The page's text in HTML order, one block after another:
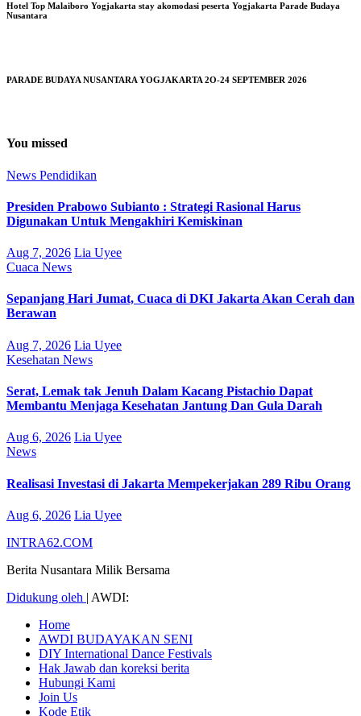
Hotel Top Malaiboro Yogjakarta stay akomodasi peserta Yogjakarta Parade Budaya
Nusantara
PARADE BUDAYA NUSANTARA YOGJAKARTA 2O-24 SEPTEMBER 2026
You missed
News Pendidikan
Presiden Prabowo Subianto : Strategi Rasional Harus
Digunakan Untuk Mengakhiri Kemiskinan
Aug 7, 2026 Lia Uyee
Cuaca News
Sepanjang Hari Jumat, Cuaca di DKI Jakarta Akan Cerah dan
Berawan
Aug 7, 2026 Lia Uyee
Kesehatan News
Serat, Lemak tak Jenuh Dalam Kacang Pistachio Dapat
Membantu Menjaga Kesehatan Jantung Dan Gula Darah
Aug 6, 2026 Lia Uyee
News
Realisasi Investasi di Jakarta Mempekerjakan 289 Ribu Orang
Aug 6, 2026 Lia Uyee
INTRA62.COM
Berita Nusantara Milik Bersama
Didukung oleh | AWDI:
Home
AWDI BUDAYAKAN SENI
DIY International Dance Festivals
Hak Jawab dan koreksi berita
Hubungi Kami
Join Us
Kode Etik